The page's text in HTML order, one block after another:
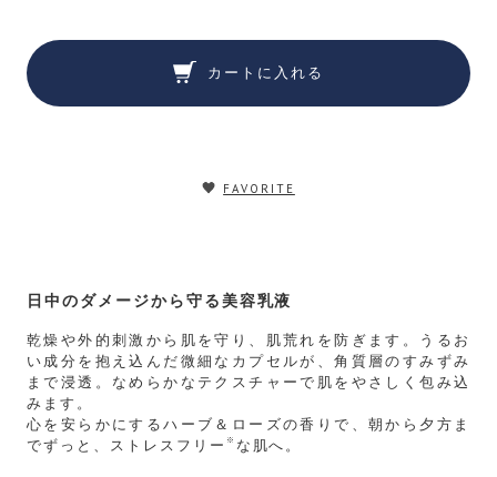
カートに入れる
FAVORITE
日中のダメージから守る美容乳液
乾燥や外的刺激から肌を守り、肌荒れを防ぎます。うるお
い成分を抱え込んだ微細なカプセルが、角質層のすみずみ
まで浸透。なめらかなテクスチャーで肌をやさしく包み込
みます。
心を安らかにするハーブ＆ローズの香りで、朝から夕方ま
でずっと、ストレスフリー ※ な肌へ。